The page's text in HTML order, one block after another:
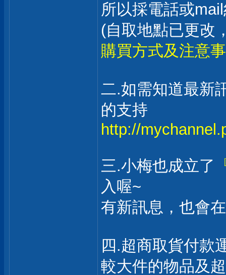
所以採電話或
(自取地點已更改
購買方式及注意
二.如需知道最新
的支持
http://
三.小梅也成立了
入喔~
有新訊息，也會
四.超商取貨付款
較大件的物品及